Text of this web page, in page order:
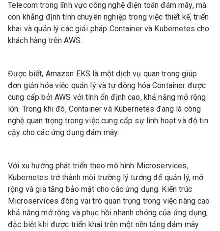
Telecom trong lĩnh vực công nghệ điện toán đám mây, mà
còn khẳng định tính chuyên nghiệp trong việc thiết kế, triển
khai và quản lý các giải pháp Container và Kubernetes cho
khách hàng trên AWS.
Được biết, Amazon EKS là một dịch vụ quan trọng giúp
đơn giản hóa việc quản lý và tự động hóa Container được
cung cấp bởi AWS với tính ổn định cao, khả năng mở rộng
lớn. Trong khi đó, Container và Kubernetes đang là công
nghệ quan trọng trong việc cung cấp sự linh hoạt và độ tin
cậy cho các ứng dụng đám mây.
Với xu hướng phát triển theo mô hình Microservices,
Kubernetes trở thành môi trường lý tưởng để quản lý, mở
rộng và gia tăng bảo mật cho các ứng dụng. Kiến trúc
Microservices đóng vai trò quan trọng trong việc nâng cao
khả năng mở rộng và phục hồi nhanh chóng của ứng dụng,
đặc biệt khi được triển khai trên một nền tảng đám mây